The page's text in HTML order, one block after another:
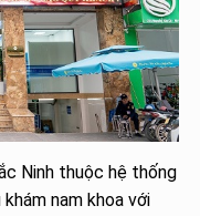
Ninh thuộc hệ thống
nam khoa với